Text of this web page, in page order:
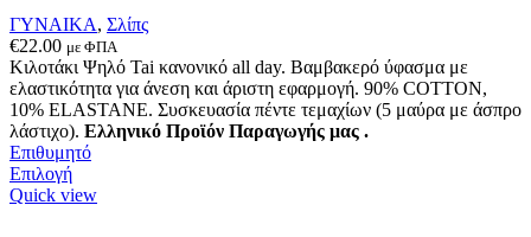
προϊόντος
ΓΥΝΑΙΚΑ, Σλίπς
€22.00 με ΦΠΑ
Κιλοτάκι Ψηλό Tai κανονικό all day. Βαμβακερό ύφασμα με
ελαστικότητα για άνεση και άριστη εφαρμογή. 90% COTTON,
10% ELASTANE. Συσκευασία πέντε τεμαχίων (5 μαύρα με άσπρο
λάστιχο). Ελληνικό Προϊόν Παραγωγής μας .
Επιθυμητό
ΕπιλογήΑυτό
το
Quick view